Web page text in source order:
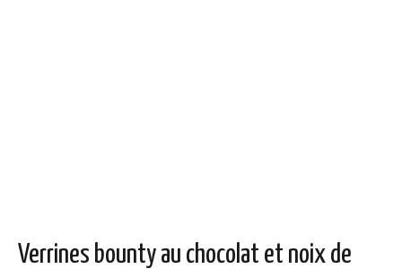
Verrines bounty au chocolat et noix de